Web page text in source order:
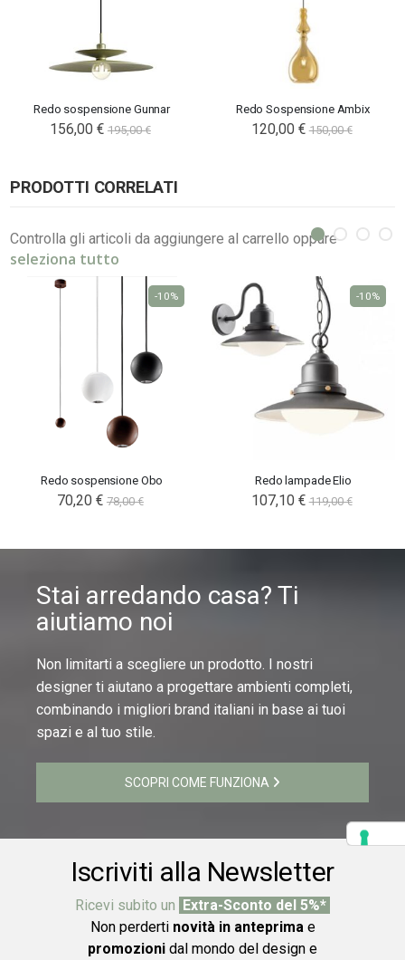
Redo sospensione Gunnar
156,00 € 195,00 €
Redo Sospensione Ambix
120,00 € 150,00 €
PRODOTTI CORRELATI
Controlla gli articoli da aggiungere al carrello oppure
seleziona tutto
Redo sospensione Obo
70,20 € 78,00 €
-10%
Redo lampade Elio
107,10 € 119,00 €
-10%
Stai arredando casa? Ti
aiutiamo noi
Non limitarti a scegliere un prodotto. I nostri
designer ti aiutano a progettare ambienti completi,
combinando i migliori brand italiani in base ai tuoi
spazi e al tuo stile.
SCOPRI COME FUNZIONA
Iscriviti alla Newsletter
Ricevi subito un Extra-Sconto del 5%*
Non perderti novità in anteprima e
promozioni dal mondo del design e